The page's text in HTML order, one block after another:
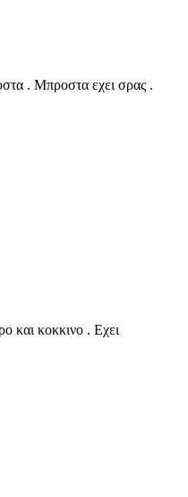
. Μπροστα εχει σρας .
και κοκκινο . Εχει